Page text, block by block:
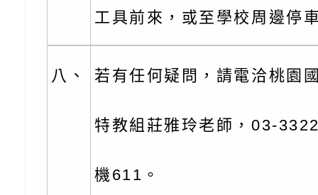
門工作坊 （中部場
「桃園市115年度兒
有關國立羅東高級中
團學前及國中小身障
理「普特協作—課程
有關國立臺中教育大
「115年適應運動經
轉知教育部國教署生
工具前來，或至學校周邊停
八、 若有任何疑問，請電洽桃園
特教組莊雅玲老師，03-
機611。